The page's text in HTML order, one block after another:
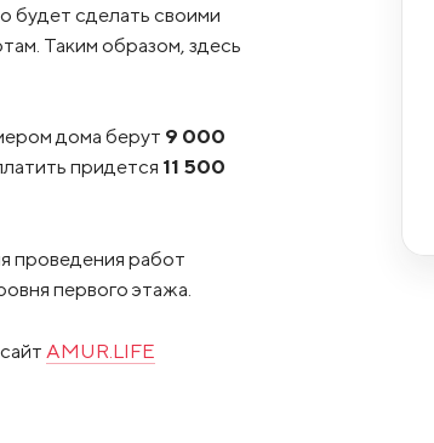
будет сделать своими
Таким образом, здесь
дома берут 9 000
придется 11 500
проведения работ
первого этажа.
AMUR.LIFE